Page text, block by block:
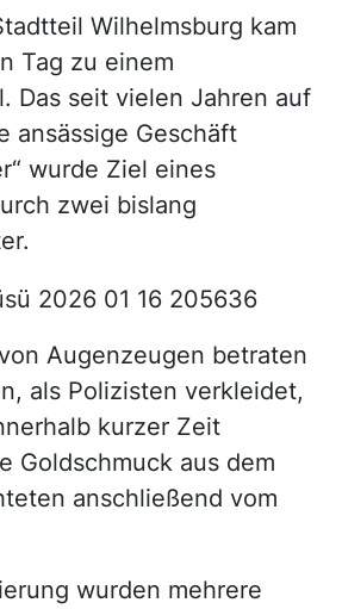
Wilhelmsburg kam
Tag zu einem
Das seit vielen Jahren auf
ansässige Geschäft
wurde Ziel eines
zwei bislang
Augenzeugen betraten
als Polizisten verkleidet,
kurzer Zeit
Goldschmuck aus dem
anschließend vom
wurden mehrere